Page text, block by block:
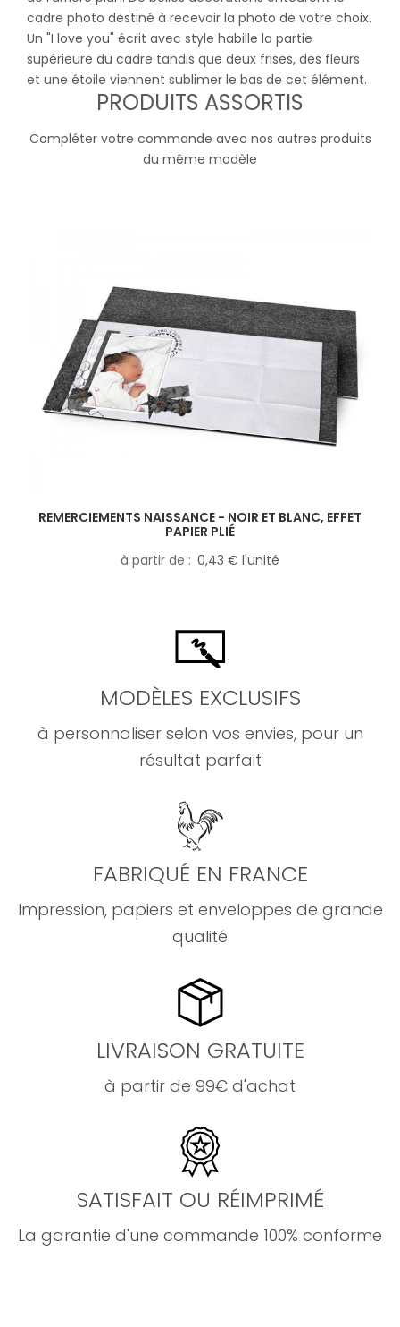
cadre photo destiné à recevoir la photo de votre choix.
Un "I love you" écrit avec style habille la partie
supérieure du cadre tandis que deux frises, des fleurs
et une étoile viennent sublimer le bas de cet élément.
PRODUITS ASSORTIS
Compléter votre commande avec nos autres produits
du même modèle
REMERCIEMENTS NAISSANCE - NOIR ET BLANC, EFFET
PAPIER PLIÉ
à partir de
0,43 € l'unité
MODÈLES EXCLUSIFS
à personnaliser selon vos envies, pour un
résultat parfait
FABRIQUÉ EN FRANCE
Impression, papiers et enveloppes de grande
qualité
LIVRAISON GRATUITE
à partir de 99€ d'achat
SATISFAIT OU RÉIMPRIMÉ
La garantie d'une commande 100% conforme